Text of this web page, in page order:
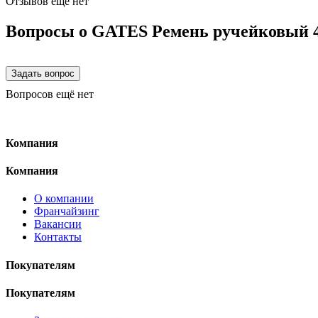
Вопросы о GATES Ремень ручейковый
Вопросов ещё нет
Компания
Компания
О компании
Франчайзинг
Вакансии
Контакты
Покупателям
Покупателям